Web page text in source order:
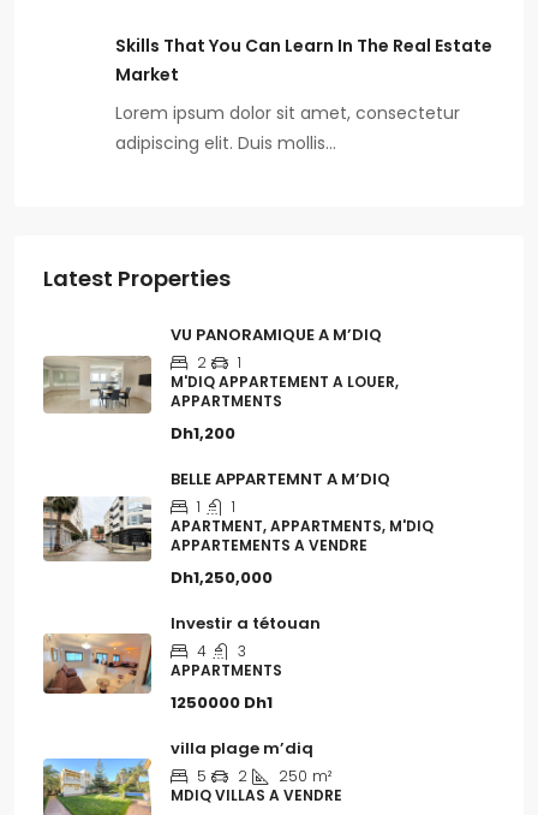
Skills That You Can Learn In The Real Estate
Market
Lorem ipsum dolor sit amet, consectetur
adipiscing elit. Duis mollis…
Latest Properties
VU PANORAMIQUE A M’DIQ
2
1
M'DIQ APPARTEMENT A LOUER,
APPARTMENTS
Dh1,200
BELLE APPARTEMNT A M’DIQ
1
1
APARTMENT, APPARTMENTS, M'DIQ
APPARTEMENTS A VENDRE
Dh1,250,000
Investir a tétouan
4
3
APPARTMENTS
1250000 Dh1
villa plage m’diq
5 2 250 m²
MDIQ VILLAS A VENDRE